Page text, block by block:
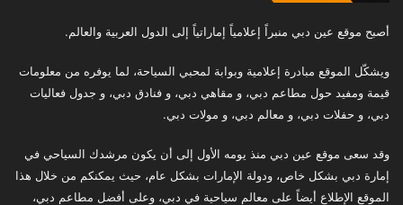
أصبح موقع عين دبي منبراً إعلامياً إماراتياً إلى الدول العربية والعالم.
ويشكّل الموقع مبادرة إعلامية وبوابة لمحبي السياحة، لما يوفره من معلومات
قيمة ومفيد حول مطاعم دبي، و مقاهي دبي، و فنادق دبي، و جدول فعاليات
دبي، و حفلات دبي، و معالم دبي، و مولات دبي.
وقد سعى موقع عين دبي منذ يومه الأول إلى أن يكون مرشدك السياحي في
إمارة دبي بشكل خاص، ودولة الإمارات بشكل عام، حيث يمكنكم من خلال هذا
الموقع الإطلاع أيضاً على معالم سياحية في دبي، وعلى أفضل مطاعم دبي،